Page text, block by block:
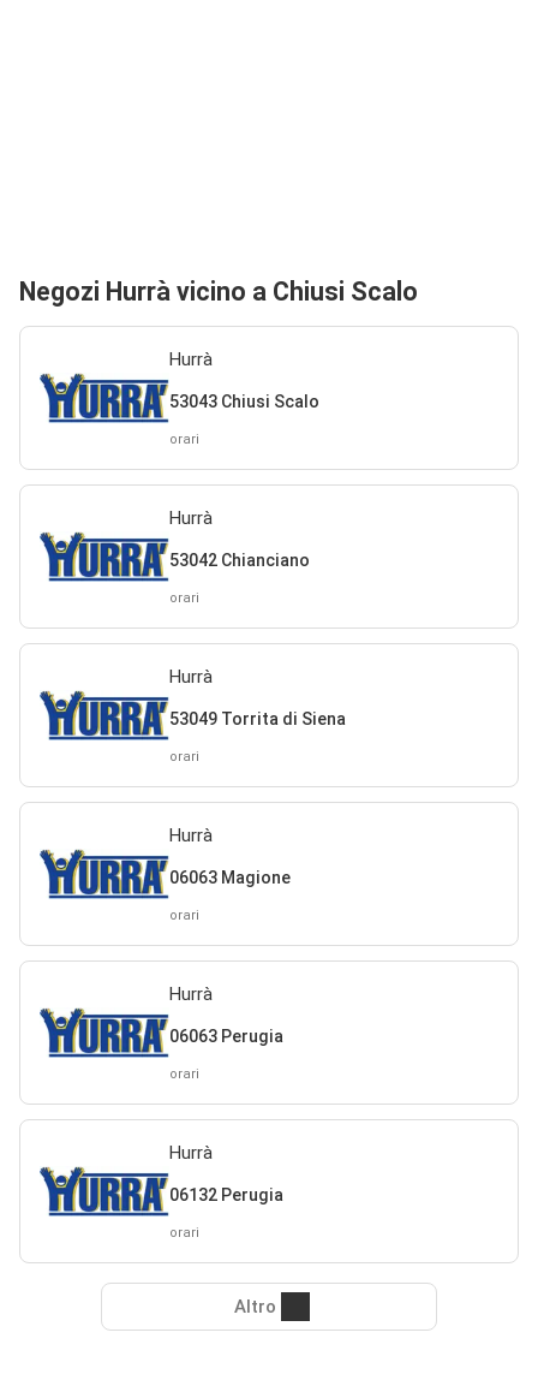
Negozi Hurrà vicino a Chiusi Scalo
Hurrà
53043 Chiusi Scalo
orari
Hurrà
53042 Chianciano
orari
Hurrà
53049 Torrita di Siena
orari
Hurrà
06063 Magione
orari
Hurrà
06063 Perugia
orari
Hurrà
06132 Perugia
orari
Altro